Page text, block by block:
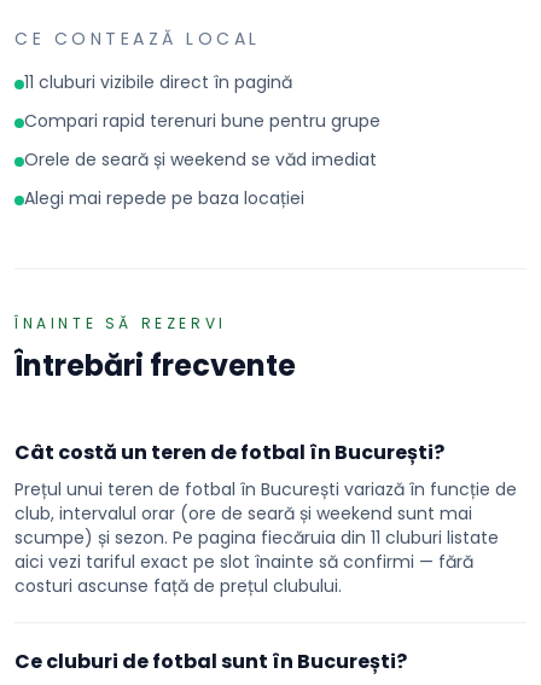
CE CONTEAZĂ LOCAL
11 cluburi vizibile direct în pagină
Compari rapid terenuri bune pentru grupe
Orele de seară și weekend se văd imediat
Alegi mai repede pe baza locației
ÎNAINTE SĂ REZERVI
Întrebări frecvente
Cât costă un teren de fotbal în București?
Prețul unui teren de fotbal în București variază în funcție de
club, intervalul orar (ore de seară și weekend sunt mai
scumpe) și sezon. Pe pagina fiecăruia din 11 cluburi listate
aici vezi tariful exact pe slot înainte să confirmi — fără
costuri ascunse față de prețul clubului.
Ce cluburi de fotbal sunt în București?